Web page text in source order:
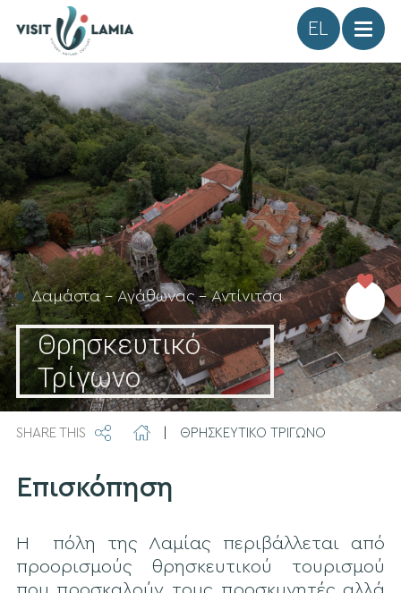
Γλώσσα
Δαμάστα - Αγάθωνας - Αντίνιτσα
Θρησκευτικό
Τρίγωνο
SHARE THIS ΘΡΗΣΚΕΥΤΙΚΟ ΤΡΙΓΩΝΟ
Επισκόπηση
Η πόλη της Λαμίας περιβάλλεται από
προορισμούς θρησκευτικού τουρισμού